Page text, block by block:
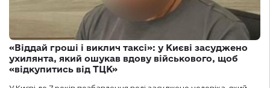
«Віддай гроші і виклич таксі»: у Києві засуджено
ухилянта, який ошукав вдову військового, щоб
«відкупитись від ТЦК»